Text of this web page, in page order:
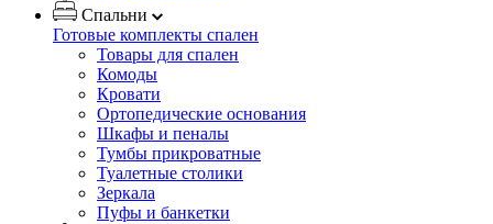
Спальни
Готовые комплекты спален
Товары для спален
Комоды
Кровати
Ортопедические основания
Шкафы и пеналы
Тумбы прикроватные
Туалетные столики
Зеркала
Пуфы и банкетки